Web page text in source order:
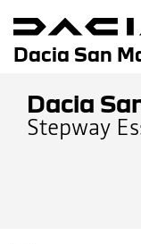
Dacia San
Dacia
Stepway